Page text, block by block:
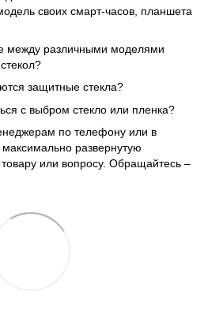
своих смарт-часов, планшета
между различными моделями
защитные стекла?
с выбром стекло или пленка?
по телефону или в
развернутую
или вопросу. Обращайтесь –